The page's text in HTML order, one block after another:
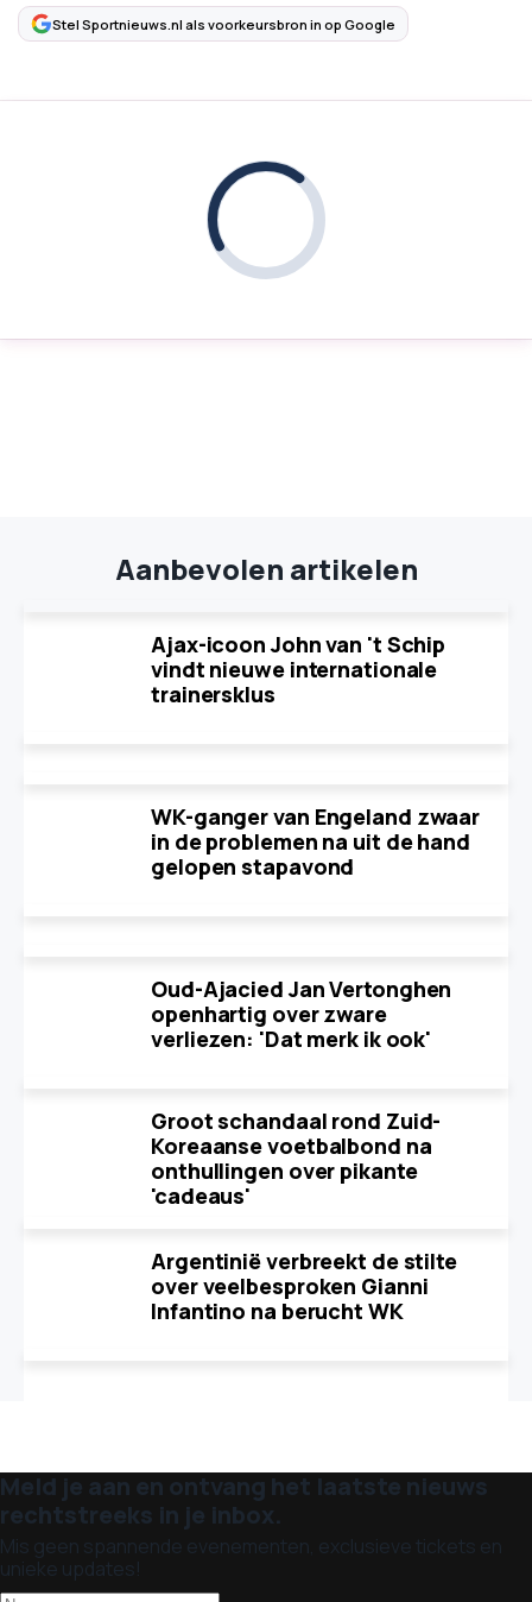
Stel Sportnieuws.nl als voorkeursbron in op Google
Aanbevolen artikelen
Ajax-icoon John van 't Schip
vindt nieuwe internationale
trainersklus
WK-ganger van Engeland zwaar
in de problemen na uit de hand
gelopen stapavond
Oud-Ajacied Jan Vertonghen
openhartig over zware
verliezen: 'Dat merk ik ook'
Groot schandaal rond Zuid-
Koreaanse voetbalbond na
onthullingen over pikante
'cadeaus'
Argentinië verbreekt de stilte
over veelbesproken Gianni
Infantino na berucht WK
Meld je aan en ontvang het laatste nieuws
rechtstreeks in je inbox.
Mis geen spannende evenementen, exclusieve tickets en
unieke updates!